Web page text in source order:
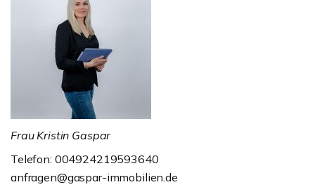
Frau Kristin Gaspar
Telefon: 004924219593640
anfragen@gaspar-immobilien.de